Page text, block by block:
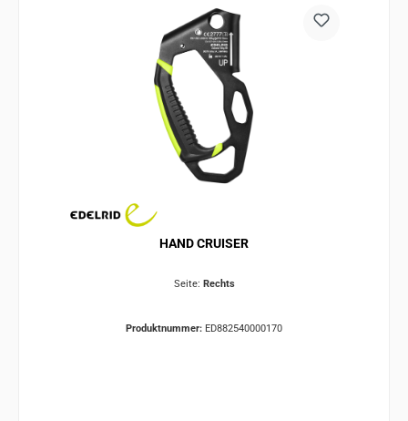
HAND CRUISER
Seite: Rechts
Produktnummer: ED882540000170